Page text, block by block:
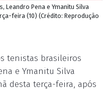
Leandro Pena e Ymanitu Silva
feira (10) (Crédito: Reprodução
tenistas brasileiros
e Ymanitu Silva
desta terça-feira, após